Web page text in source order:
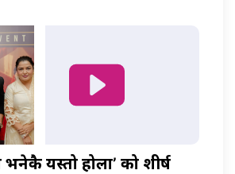
भनेकै यस्तो होला’ को शीर्ष